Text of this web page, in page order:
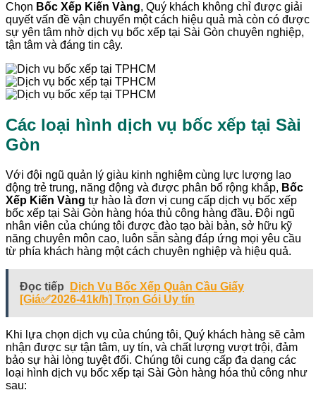
Chọn Bốc Xếp Kiến Vàng, Quý khách không chỉ được giải
quyết vấn đề vận chuyển một cách hiệu quả mà còn có được
sự yên tâm nhờ dịch vụ bốc xếp tại Sài Gòn chuyên nghiệp,
tận tâm và đáng tin cậy.
Các loại hình dịch vụ bốc xếp tại Sài
Gòn
Với đội ngũ quản lý giàu kinh nghiệm cùng lực lượng lao
động trẻ trung, năng động và được phân bổ rộng khắp, Bốc
Xếp Kiến Vàng tự hào là đơn vị cung cấp dịch vụ bốc xếp
bốc xếp tại Sài Gòn hàng hóa thủ công hàng đầu. Đội ngũ
nhân viên của chúng tôi được đào tạo bài bản, sở hữu kỹ
năng chuyên môn cao, luôn sẵn sàng đáp ứng mọi yêu cầu
từ phía khách hàng một cách chuyên nghiệp và hiệu quả.
Đọc tiếp
Dịch Vụ Bốc Xếp Quận Cầu Giấy
[Giá✅2026-41k/h] Trọn Gói Uy tín
Khi lựa chọn dịch vụ của chúng tôi, Quý khách hàng sẽ cảm
nhận được sự tận tâm, uy tín, và chất lượng vượt trội, đảm
bảo sự hài lòng tuyệt đối. Chúng tôi cung cấp đa dạng các
loại hình dịch vụ bốc xếp tại Sài Gòn hàng hóa thủ công như
sau: